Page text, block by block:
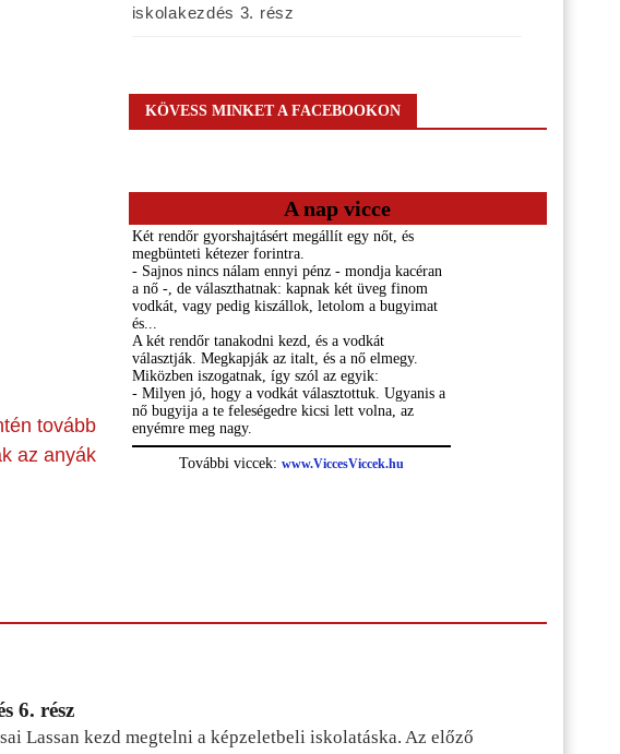
tovább
az anyák
iskolakezdés 3. rész
KÖVESS MINKET A FACEBOOKON
A nap vicce
6. rész
Lassan kezd megtelni a képzeletbeli iskolatáska. Az előző